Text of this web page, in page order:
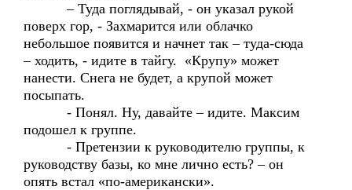
– Туда поглядывай, - он указал рукой
поверх гор, - Захмарится или облачко
небольшое появится и начнет так – туда-сюда
– ходить, - идите в тайгу. «Крупу» может
нанести. Снега не будет, а крупой может
посыпать.
- Понял. Ну, давайте – идите. Максим
подошел к группе.
- Претензии к руководителю группы, к
руководству базы, ко мне лично есть? – он
опять встал «по-американски».